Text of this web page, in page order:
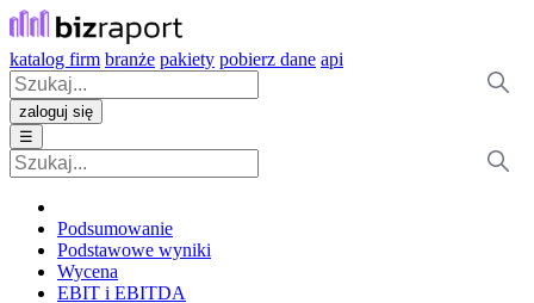
katalog firm branże pakiety pobierz dane api
zaloguj się
☰
Podsumowanie
Podstawowe wyniki
Wycena
EBIT i EBITDA